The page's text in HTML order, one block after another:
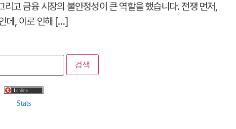
고 금융 시장의 불안정성이 큰 역할을 했습니다. 전쟁 먼저,
데, 이로 인해 […]
Stats